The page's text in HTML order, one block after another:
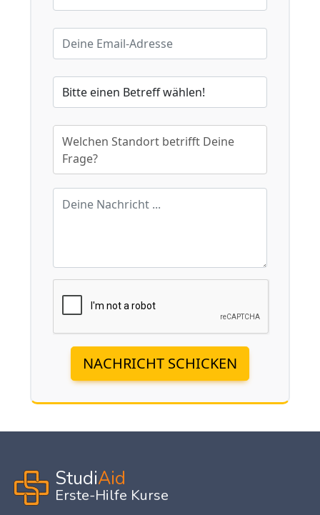
Welchen Standort betrifft Deine
Frage?
NACHRICHT SCHICKEN
StudiAid
Erste-Hilfe Kurse